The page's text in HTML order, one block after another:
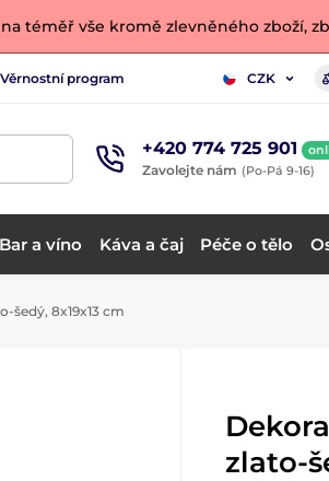
téměř vše kromě zlevněného zboží,
Věrnostní program CZK
+420 774 725 901
Zavolejte nám (Po-Pá 9-16)
Bar a víno Káva a čaj Péče o tělo
šedý, 8x19x13 cm
zlato-